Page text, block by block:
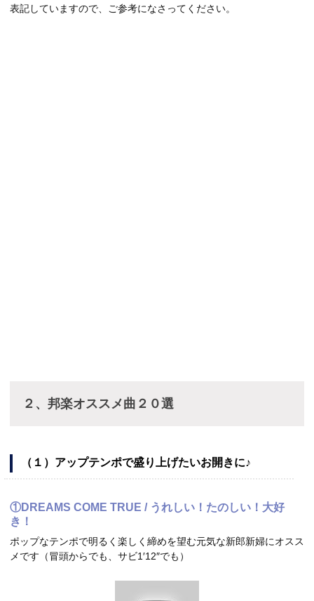
表記していますので、ご参考になさってください。
２、邦楽オススメ曲２０選
（１）アップテンポで盛り上げたいお開きに♪
①DREAMS COME TRUE / うれしい！たのしい！大好
き！
ポップなテンポで明るく楽しく締めを望む元気な新郎新婦にオスス
メです（冒頭からでも、サビ1′12″でも）